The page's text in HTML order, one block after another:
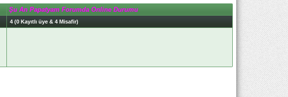
Şu An Papatyam Forumda Online Durumu
4 (0 Kayıtlı üye & 4 Misafir)